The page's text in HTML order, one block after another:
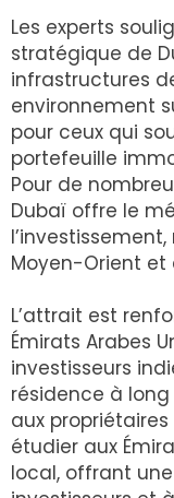
Les experts
stratégique de
infrastructures
environnement
pour ceux qui
portefeuille
Pour de
Dubaï offre le
Moyen-Orient
L’attrait est
Émirats Arabes
investisseurs
résidence à
aux
étudier aux
local, offrant